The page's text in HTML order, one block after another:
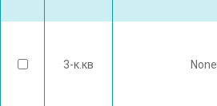
3-к.кв None